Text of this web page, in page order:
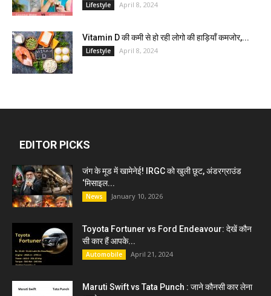
Lifestyle April 8, 2024
Vitamin D की कमी से हो रही लोगो की हाड़ियाँ कमजोर,...
Lifestyle April 8, 2024
EDITOR PICKS
जंग के मूड में खामेनेई! IRGC को खुली छूट, अंडरग्राउंड
‘मिसाइल...
News January 10, 2026
Toyota Fortuner vs Ford Endeavour: देखें कौन
सी कार हैं आपके...
Automobile April 21, 2024
Maruti Swift vs Tata Punch : जाने कौनसी कार लेना